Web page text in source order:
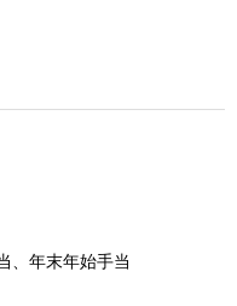
、年末年始手当